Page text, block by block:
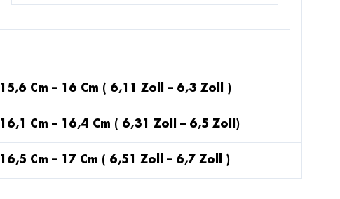
15,6 Cm – 16 Cm ( 6,11 Zoll – 6,3 Zoll )
16,1 Cm – 16,4 Cm ( 6,31 Zoll – 6,5 Zoll)
16,5 Cm – 17 Cm ( 6,51 Zoll – 6,7 Zoll )